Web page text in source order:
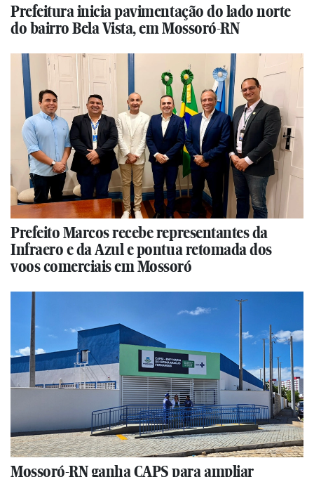
Prefeitura inicia pavimentação do lado norte
do bairro Bela Vista, em Mossoró-RN
Prefeito Marcos recebe representantes da
Infraero e da Azul e pontua retomada dos
voos comerciais em Mossoró
Mossoró-RN ganha CAPS para ampliar